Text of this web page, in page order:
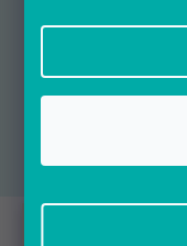
Prebieha Masaker